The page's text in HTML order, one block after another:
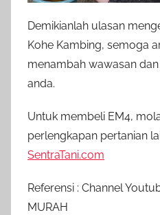
Demikianlah ulasan
Kohe Kambing, semoga
menambah wawasan
anda.
Untuk membeli EM4,
perlengkapan pertanian
SentraTani.com
Referensi : Channel
MURAH